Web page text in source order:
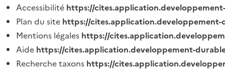
Accessibilité https://
Plan du site https://
Mentions légales https://
Aide https://cites.application.developpement-
Recherche taxons https://